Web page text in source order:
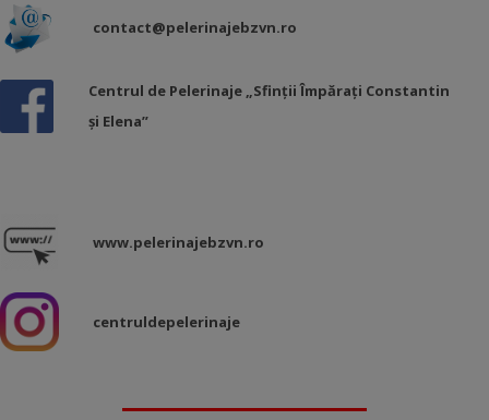
contact@pelerinajebzvn.ro
Centrul de Pelerinaje „Sfinții Împărați Constantin
și Elena”
www.pelerinajebzvn.ro
centruldepelerinaje